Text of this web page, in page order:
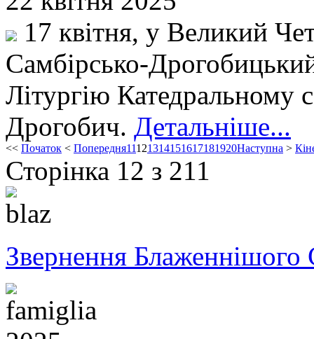
17 квітня, у Великий
Самбірсько-
Літургію Катедральному
Дрогобич. Детальніше...
<< Початок < Попередня11121314151617181920Наступна >
Сторінка 12 з 211
Звернення Блаженнішого